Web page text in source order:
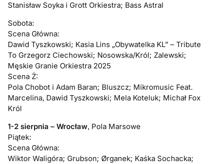
Stanisław Soyka i Grott Orkiestra; Bass Astral
Sobota:
Scena Główna:
Dawid Tyszkowski; Kasia Lins „Obywatelka KL” – Tribute
To Grzegorz Ciechowski; Nosowska/Król; Zalewski;
Męskie Granie Orkiestra 2025
Scena Ż:
Pola Chobot i Adam Baran; Bluszcz; Mikromusic Feat.
Marcelina, Dawid Tyszkowski; Mela Koteluk; Michał Fox
Król
1-2 sierpnia – Wrocław, Pola Marsowe
Piątek:
Scena Główna:
Wiktor Waligóra; Grubson; Ørganek; Kaśka Sochacka;